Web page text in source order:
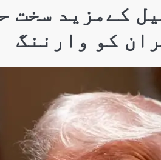
کےمزید سخت
کو وارننگ